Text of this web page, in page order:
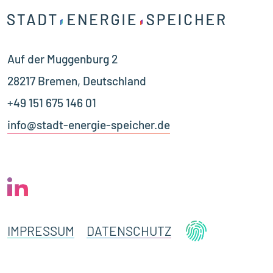
Auf der Muggenburg 2
28217 Bremen, Deutschland
+49 151 675 146 01
info@stadt-energie-speicher.de
IMPRESSUM
DATENSCHUTZ